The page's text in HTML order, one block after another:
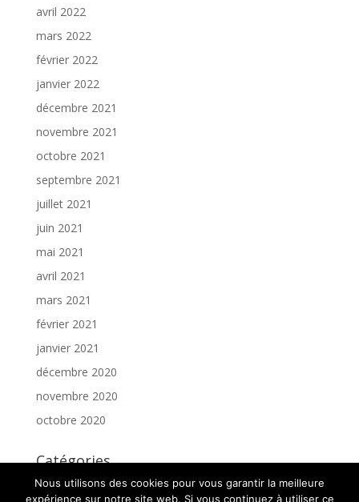
avril 2022
mars 2022
février 2022
janvier 2022
décembre 2021
novembre 2021
octobre 2021
septembre 2021
juillet 2021
juin 2021
mai 2021
avril 2021
mars 2021
février 2021
janvier 2021
décembre 2020
novembre 2020
octobre 2020
Catégories
Article
Nous utilisons des cookies pour vous garantir la meilleure
expérience sur notre site web. Si vous continuez à utiliser ce